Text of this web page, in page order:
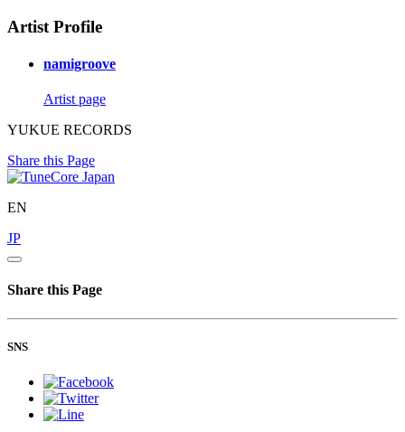
Artist Profile
namigroove
Artist page
YUKUE RECORDS
Share this Page
EN
JP
Share this Page
SNS